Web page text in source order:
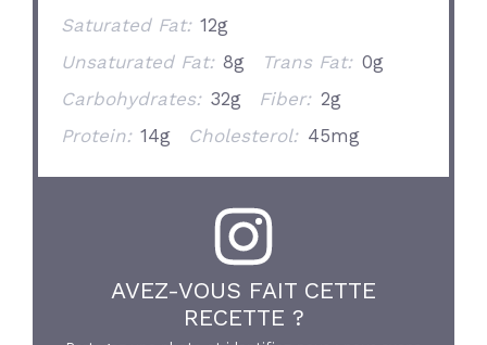
Saturated Fat: 12g
Unsaturated Fat: 8g Trans Fat: 0g
Carbohydrates: 32g Fiber: 2g
Protein: 14g Cholesterol: 45mg
AVEZ-VOUS FAIT CETTE
RECETTE ?